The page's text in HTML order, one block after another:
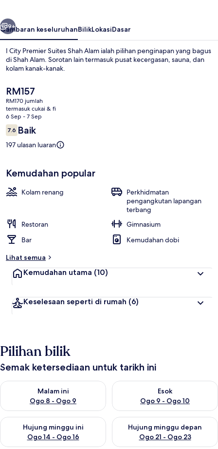
Alam
Seterusnya
9+
Gambaran keseluruhanBilikLokasiDasar
I City Premier Suites Shah Alam ialah pilihan penginapan yang bagus
di Shah Alam. Sorotan lain termasuk pusat kecergasan, sauna, dan
kolam kanak-kanak.
Harga
semasa
ialah
RM157
RM157
RM170 jumlah
termasuk cukai & fi
6 Sep - 7 Sep
Ulasan
7.67.6 daripada 10
Baik
197 ulasan luaran
Kemudahan popular
Kolam renang
Perkhidmatan
pengangkutan lapangan
terbang
Restoran
Gimnasium
Bar
Kemudahan dobi
Lihat semua
Kemudahan utama (10)
Keselesaan seperti di rumah (6)
Pilihan bilik
Semak ketersediaan untuk tarikh ini
Malam ini
Ogo 8 - Ogo 9
Semak ketersediaan untuk malam ini Ogo 8 - Ogo 9
Esok
Ogo 9 - Ogo 10
Semak ketersediaan untuk
Hujung minggu ini
Ogo 14 - Ogo 16
Semak ketersediaan untuk hujung minggu ini Ogo 14 - Ogo 16
Hujung minggu depan
Ogo 21 - Ogo 23
Semak ketersediaan untuk